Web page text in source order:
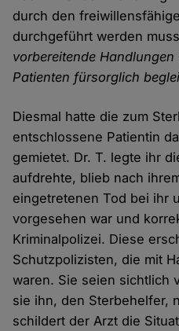
durch den
durchgeführt werden
vorbereitende
Patienten fürsorglich
Diesmal hatte die zum
entschlossene Patientin
gemietet. Dr. T. legte ihr
aufdrehte, blieb nach
eingetretenen Tod bei ihr
vorgesehen war und
Kriminalpolizei. Diese
Schutzpolizisten, die mit
waren. Sie seien sichtlich
sie ihn, den Sterbehelfer,
schildert der Arzt die